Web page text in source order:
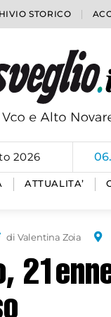
STORICO
2026
ATTUALITA’
di Valentina Zoia